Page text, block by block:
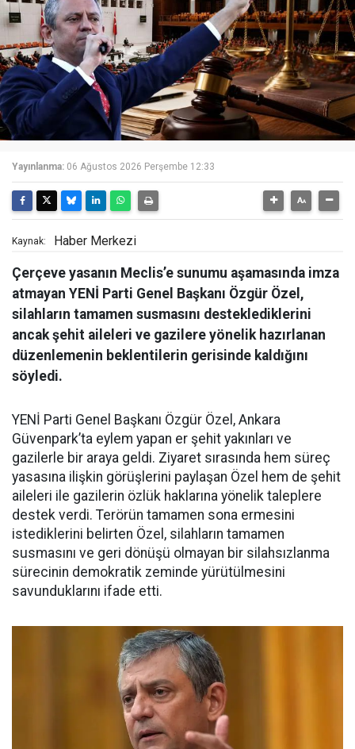
Yayınlanma: 06 Ağustos 2026 Perşembe 12:33
Kaynak: Haber Merkezi
Çerçeve yasanın Meclis’e sunumu aşamasında imza
atmayan YENİ Parti Genel Başkanı Özgür Özel,
silahların tamamen susmasını desteklediklerini
ancak şehit aileleri ve gazilere yönelik hazırlanan
düzenlemenin beklentilerin gerisinde kaldığını
söyledi.
YENİ Parti Genel Başkanı Özgür Özel, Ankara
Güvenpark’ta eylem yapan er şehit yakınları ve
gazilerle bir araya geldi. Ziyaret sırasında hem süreç
yasasına ilişkin görüşlerini paylaşan Özel hem de şehit
aileleri ile gazilerin özlük haklarına yönelik taleplere
destek verdi. Terörün tamamen sona ermesini
istediklerini belirten Özel, silahların tamamen
susmasını ve geri dönüşü olmayan bir silahsızlanma
sürecinin demokratik zeminde yürütülmesini
savunduklarını ifade etti.